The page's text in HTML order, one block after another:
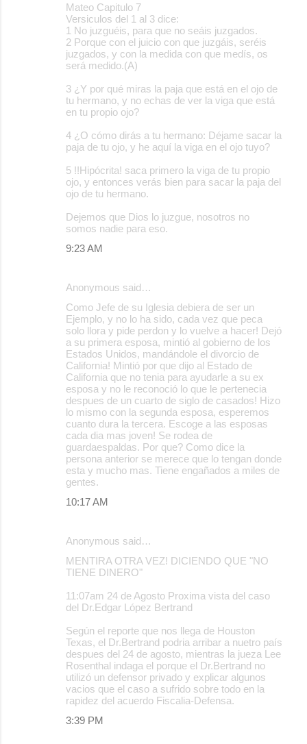
Mateo Capitulo 7
Versiculos del 1 al 3 dice:
1 No juzguéis, para que no seáis juzgados.
2 Porque con el juicio con que juzgáis, seréis
juzgados, y con la medida con que medís, os
será medido.(A)
3 ¿Y por qué miras la paja que está en el ojo de
tu hermano, y no echas de ver la viga que está
en tu propio ojo?
4 ¿O cómo dirás a tu hermano: Déjame sacar la
paja de tu ojo, y he aquí la viga en el ojo tuyo?
5 !!Hipócrita! saca primero la viga de tu propio
ojo, y entonces verás bien para sacar la paja del
ojo de tu hermano.
Dejemos que Dios lo juzgue, nosotros no
somos nadie para eso.
9:23 AM
Anonymous said…
Como Jefe de su Iglesia debiera de ser un
Ejemplo, y no lo ha sido, cada vez que peca
solo llora y pide perdon y lo vuelve a hacer! Dejó
a su primera esposa, mintió al gobierno de los
Estados Unidos, mandándole el divorcio de
California! Mintió por que dijo al Estado de
California que no tenia para ayudarle a su ex
esposa y no le reconoció lo que le pertenecia
despues de un cuarto de siglo de casados! Hizo
lo mismo con la segunda esposa, esperemos
cuanto dura la tercera. Escoge a las esposas
cada dia mas joven! Se rodea de
guardaespaldas. Por que? Como dice la
persona anterior se merece que lo tengan donde
esta y mucho mas. Tiene engañados a miles de
gentes.
10:17 AM
Anonymous said…
MENTIRA OTRA VEZ! DICIENDO QUE "NO
TIENE DINERO"
11:07am 24 de Agosto Proxima vista del caso
del Dr.Edgar López Bertrand
Según el reporte que nos llega de Houston
Texas, el Dr.Bertrand podria arribar a nuetro país
despues del 24 de agosto, mientras la jueza Lee
Rosenthal indaga el porque el Dr.Bertrand no
utilizó un defensor privado y explicar algunos
vacios que el caso a sufrido sobre todo en la
rapidez del acuerdo Fiscalia-Defensa.
3:39 PM